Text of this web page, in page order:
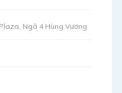
Ngã 4 Hùng Vương